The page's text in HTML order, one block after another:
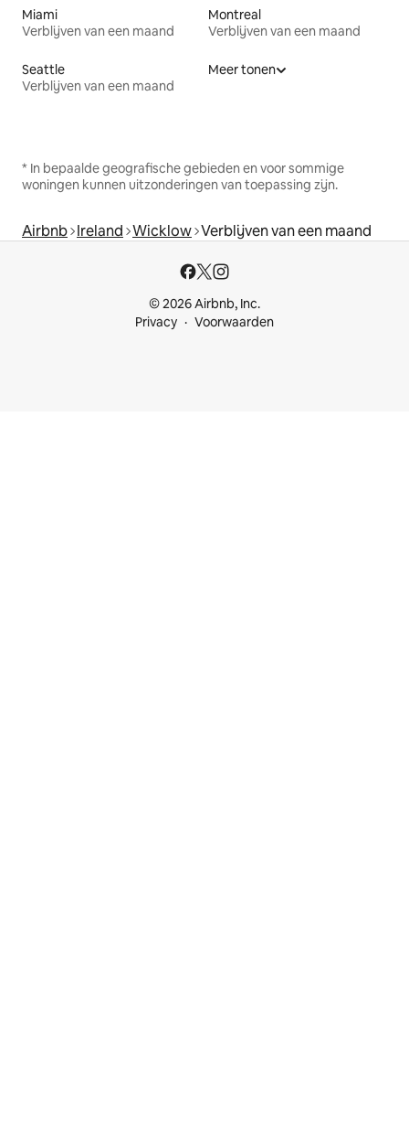
Miami
Verblijven van een maand
Montreal
Verblijven van een maand
Seattle
Verblijven van een maand
Meer tonen
* In bepaalde geografische gebieden en voor sommige
woningen kunnen uitzonderingen van toepassing zijn.
Airbnb Ireland Wicklow Verblijven van een maand
© 2026 Airbnb, Inc.
Privacy
Voorwaarden